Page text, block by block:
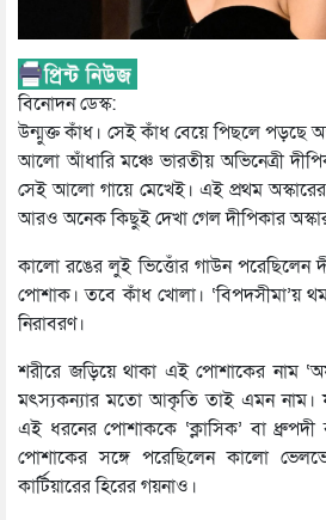
বিনোদন ডেস্ক:
উন্মুক্ত কাঁধ। সেই কাঁধ বেয়ে পিছলে পড়ছে
আলো আঁধারি মঞ্চে ভারতীয় অভিনেত্রী
সেই আলো গায়ে মেখেই। এই প্রথম
আরও অনেক কিছুই দেখা গেল দীপিকার
কালো রঙের লুই ভিত্তোঁর গাউন পরেছিলেন
পোশাক। তবে কাঁধ খোলা। ‘বিপদসীমা’য়
নিরাবরণ।
শরীরে জড়িয়ে থাকা এই পোশাকের নাম
মৎস্যকন্যার মতো আকৃতি তাই এমন নাম।
এই ধরনের পোশাককে ‘ক্লাসিক’ বা
পোশাকের সঙ্গে পরেছিলেন কালো
কার্টিয়ারের হিরের গয়নাও।